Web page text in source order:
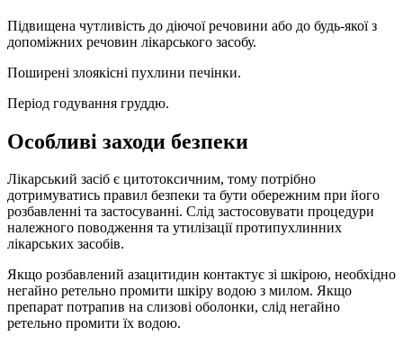
Підвищена чутливість до діючої речовини або до будь-якої з
допоміжних речовин лікарського засобу.
Поширені злоякісні пухлини печінки.
Період годування груддю.
Особливі заходи безпеки
Лікарський засіб є цитотоксичним, тому потрібно
дотримуватись правил безпеки та бути обережним при його
розбавленні та застосуванні. Слід застосовувати процедури
належного поводження та утилізації протипухлинних
лікарських засобів.
Якщо розбавлений азацитидин контактує зі шкірою, необхідно
негайно ретельно промити шкіру водою з милом. Якщо
препарат потрапив на слизові оболонки, слід негайно
ретельно промити їх водою.